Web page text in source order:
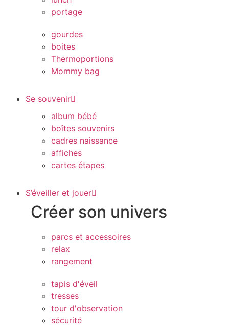
portage
gourdes
boites
Thermoportions
Mommy bag
Se souvenir
album bébé
boîtes souvenirs
cadres naissance
affiches
cartes étapes
S’éveiller et jouer
Créer son univers
parcs et accessoires
relax
rangement
tapis d'éveil
tresses
tour d'observation
sécurité